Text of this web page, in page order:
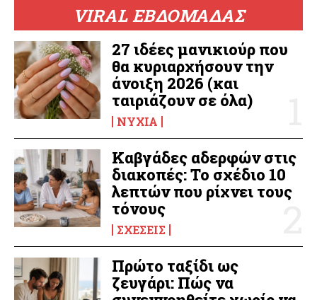
VIRAL ΕΒΔΟΜΑΔΑΣ
27 ιδέες μανικιούρ που
θα κυριαρχήσουν την
άνοιξη 2026 (και
ταιριάζουν σε όλα)
ΝΎΧΙΑ
Καβγάδες αδερφών στις
διακοπές: Το σχέδιο 10
λεπτών που ρίχνει τους
τόνους
ΣΧΈΣΕΙΣ
Πρώτο ταξίδι ως
ζευγάρι: Πώς να